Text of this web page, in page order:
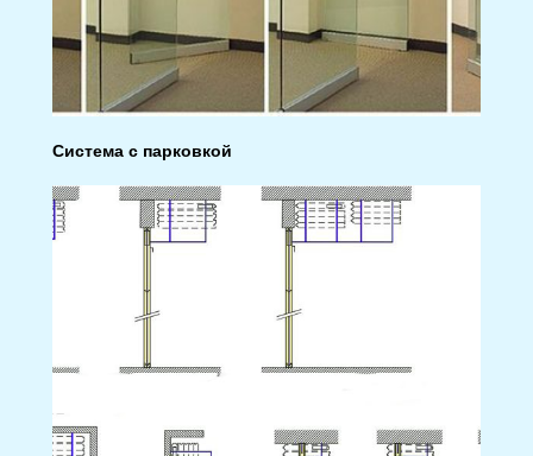
Система с парковкой